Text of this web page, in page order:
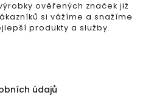
ověřených značek již
si vážíme a snažíme
produkty a služby.
údajů